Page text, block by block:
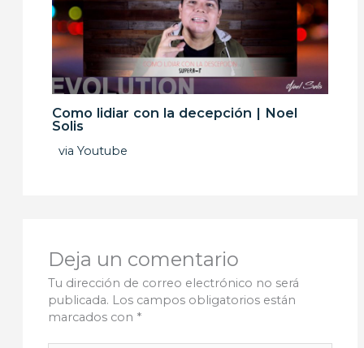
Como lidiar con la decepción | Noel
Solis
via Youtube
Deja un comentario
Tu dirección de correo electrónico no será
publicada. Los campos obligatorios están
marcados con *